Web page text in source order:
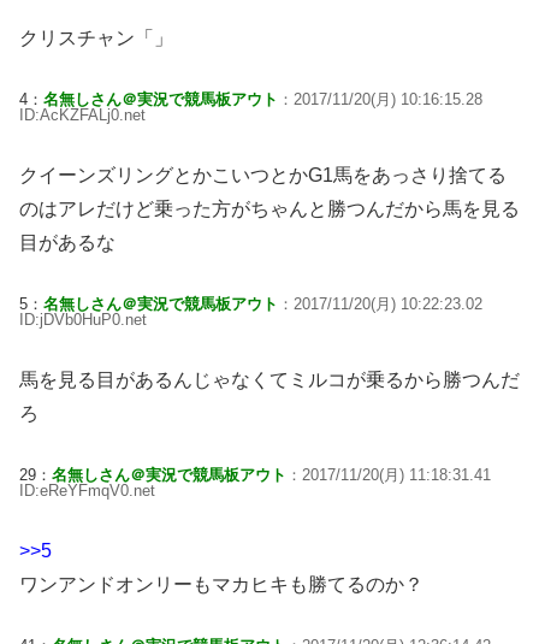
クリスチャン「」
4： 名無しさん＠実況で競馬板アウト ：2017/11/20(月) 10:16:15.28
ID:AcKZFALj0.net
クイーンズリングとかこいつとかG1馬をあっさり捨てる
のはアレだけど乗った方がちゃんと勝つんだから馬を見る
目があるな
5： 名無しさん＠実況で競馬板アウト ：2017/11/20(月) 10:22:23.02
ID:jDVb0HuP0.net
馬を見る目があるんじゃなくてミルコが乗るから勝つんだ
ろ
29： 名無しさん＠実況で競馬板アウト ：2017/11/20(月) 11:18:31.41
ID:eReYFmqV0.net
>>5
ワンアンドオンリーもマカヒキも勝てるのか？